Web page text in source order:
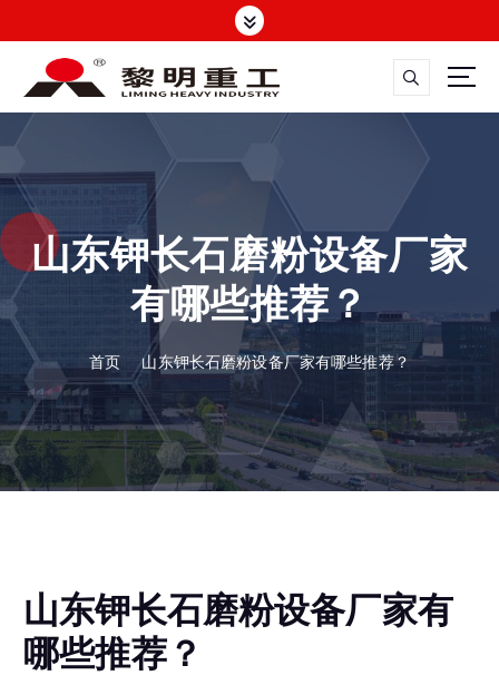
转
容 大修渣磨粉机，矿渣立磨
山东钾长石磨粉设备厂家
有哪些推荐？
首页 山东钾长石磨粉设备厂家有哪些推荐？
山东钾长石磨粉设备厂家有
哪些推荐？